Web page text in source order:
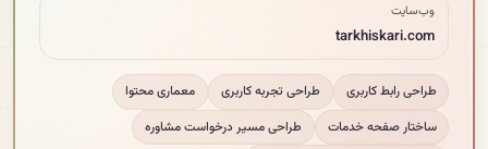
وب‌سایت
tarkhiskari.com
طراحی رابط کاربری طراحی تجربه کاربری
معماری محتوا
ساختار صفحه خدمات
طراحی مسیر درخواست مشاوره